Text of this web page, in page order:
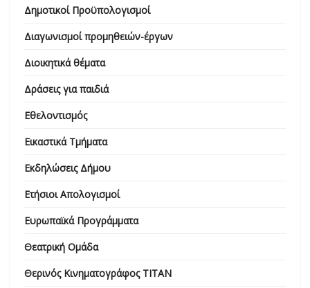
Δημοτικοί Προϋπολογισμοί
Διαγωνισμοί προμηθειών-έργων
Διοικητικά θέματα
Δράσεις για παιδιά
Εθελοντισμός
Εικαστικά Τμήματα
Εκδηλώσεις Δήμου
Ετήσιοι Απολογισμοί
Ευρωπαϊκά Προγράμματα
Θεατρική Ομάδα
Θερινός Κινηματογράφος ΤΙΤΑΝ